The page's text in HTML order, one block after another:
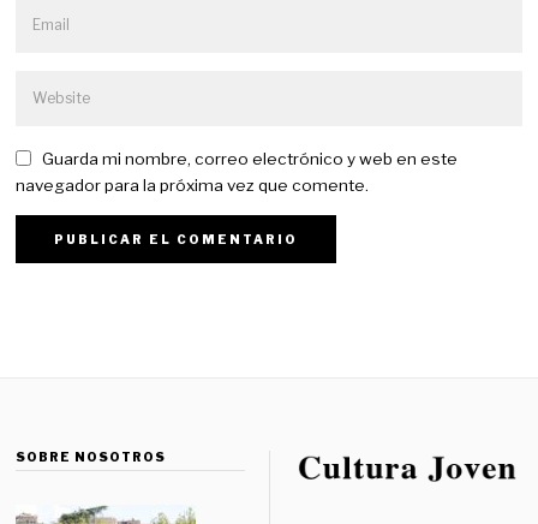
Guarda mi nombre, correo electrónico y web en este
navegador para la próxima vez que comente.
SOBRE NOSOTROS